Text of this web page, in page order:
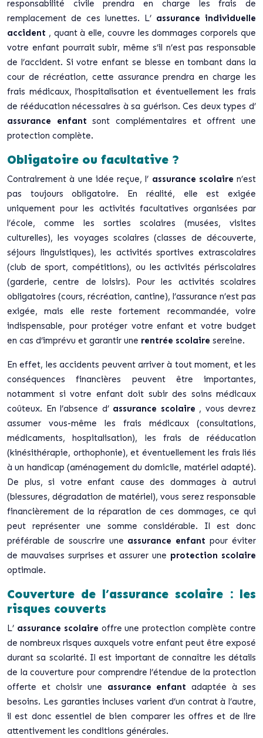
responsabilité civile prendra en charge les frais de
remplacement de ces lunettes. L’ assurance individuelle
accident , quant à elle, couvre les dommages corporels que
votre enfant pourrait subir, même s’il n’est pas responsable
de l’accident. Si votre enfant se blesse en tombant dans la
cour de récréation, cette assurance prendra en charge les
frais médicaux, l’hospitalisation et éventuellement les frais
de rééducation nécessaires à sa guérison. Ces deux types d’
assurance enfantsont complémentaires et offrent une
protection complète.
Obligatoire ou facultative ?
Contrairement à une idée reçue, l’ assurance scolaire n’est
pas toujours obligatoire. En réalité, elle est exigée
uniquement pour les activités facultatives organisées par
l’école, comme les sorties scolaires (musées, visites
culturelles), les voyages scolaires (classes de découverte,
séjours linguistiques), les activités sportives extrascolaires
(club de sport, compétitions), ou les activités périscolaires
(garderie, centre de loisirs). Pour les activités scolaires
obligatoires (cours, récréation, cantine), l’assurance n’est pas
exigée, mais elle reste fortement recommandée, voire
indispensable, pour protéger votre enfant et votre budget
en cas d’imprévu et garantir une rentrée scolaire sereine.
En effet, les accidents peuvent arriver à tout moment, et les
conséquences financières peuvent être importantes,
notamment si votre enfant doit subir des soins médicaux
coûteux. En l’absence d’ assurance scolaire , vous devrez
assumer vous-même les frais médicaux (consultations,
médicaments, hospitalisation), les frais de rééducation
(kinésithérapie, orthophonie), et éventuellement les frais liés
à un handicap (aménagement du domicile, matériel adapté).
De plus, si votre enfant cause des dommages à autrui
(blessures, dégradation de matériel), vous serez responsable
financièrement de la réparation de ces dommages, ce qui
peut représenter une somme considérable. Il est donc
préférable de souscrire une assurance enfantpour éviter
de mauvaises surprises et assurer une protection scolaire
optimale.
Couverture de l’assurance scolaire : les
risques couverts
L’ assurance scolaire offre une protection complète contre
de nombreux risques auxquels votre enfant peut être exposé
durant sa scolarité. Il est important de connaître les détails
de la couverture pour comprendre l’étendue de la protection
offerte et choisir une assurance enfantadaptée à ses
besoins. Les garanties incluses varient d’un contrat à l’autre,
il est donc essentiel de bien comparer les offres et de lire
attentivement les conditions générales.